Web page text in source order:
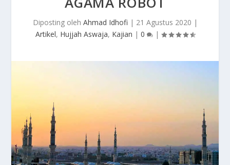
Diposting oleh Ahmad Idhofi | 21 Agustus 2020 |
Artikel, Hujjah Aswaja, Kajian | 0 |